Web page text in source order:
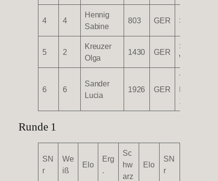
4 4
Hennig
Sabine
803 GER SF
5 2
Kreuzer
Olga
1430 GER
SV
Weingarten
6 6
Sander
Lucia
1926 GER
TG
Biberach
1847 e.V.
Runde 1
SN
r
We
iß
Elo
Erg
.
Sc
hw
arz
Elo
SN
r